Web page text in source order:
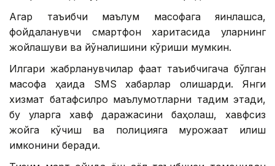
Агар таъқибчи маълум масофага яқинлашса,
фойдаланувчи смартфон харитасида уларнинг
жойлашуви ва йўналишини кўриши мумкин.
Илгари жабрланувчилар фақат таъқибчигача бўлган
масофа ҳақида SМS хабарлар олишарди. Янги
хизмат батафсилроқ маълумотларни тақдим этади,
бу уларга хавф даражасини баҳолаш, хавфсиз
жойга кўчиш ва полицияга мурожаат қилиш
имконини беради.